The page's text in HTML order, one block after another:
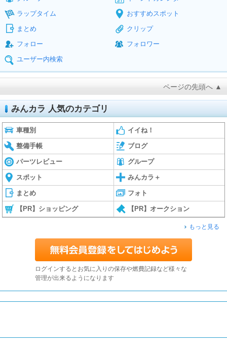
ラップタイム
おすすめスポット
まとめ
クリップ
フォロー
フォロワー
ユーザー内検索
ページの先頭へ ▲
みんカラ 人気のカテゴリ
車種別 イイね！
整備手帳 ブログ
パーツレビュー グループ
スポット みんカラ＋
まとめ フォト
【PR】ショッピング 【PR】オークション
もっと見る
ログインするとお気に入りの保存や燃費記録など様々な
管理が出来るようになります